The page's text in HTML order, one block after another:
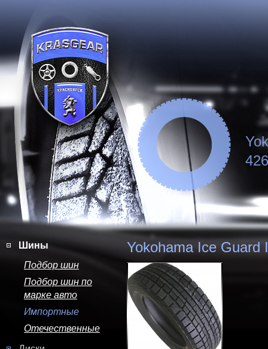
Шины
Подбор шин
Подбор шин по
марке авто
Импортные
Отечественные
Yokohama Ice Guard